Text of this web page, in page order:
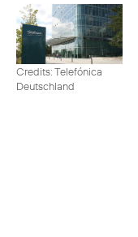
Credits: Telefónica
Deutschland